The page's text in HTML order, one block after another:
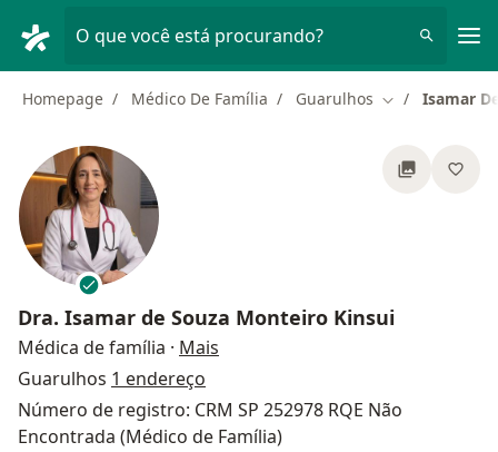
O que você está procurando?
Homepage Médico De Família Guarulhos Mudar de
Isamar
Dra. Isamar de Souza Monteiro Kinsui
Médica de família · Mais
Guarulhos 1 endereço
Número de registro: CRM SP 252978 RQE Não
Encontrada (Médico de Família)